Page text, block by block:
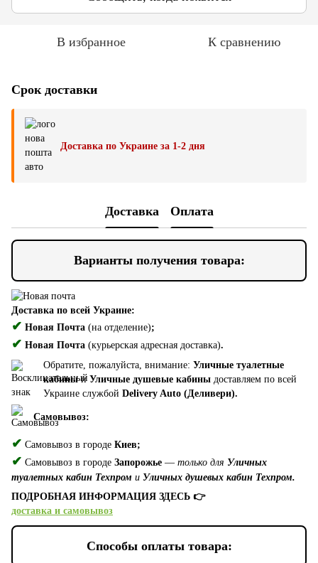
В избранное К сравнению
Срок доставки
Доставка по Украине за 1-2 дня
Доставка Оплата
Варианты получения товара:
Доставка по всей Украине:
✔ Новая Почта (на отделение);
✔ Новая Почта (курьерская адресная доставка).
Обратите, пожалуйста, внимание: Уличные туалетные
кабиныи Уличные душевые кабины доставляем по всей
Украине службой Delivery Auto (Деливери).
Самовывоз:
✔ Самовывоз в городе Киев;
✔ Самовывоз в городе Запорожье — только для Уличных
туалетных кабин Техпром и Уличных душевых кабин Техпром.
ПОДРОБНАЯ ИНФОРМАЦИЯ ЗДЕСЬ 👉
доставка и самовывоз
Способы оплаты товара: